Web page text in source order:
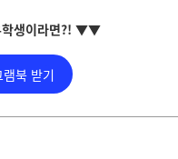
학생이라면?! ▼▼
북 받기